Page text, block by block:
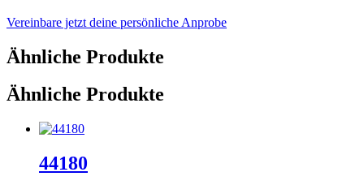
Vereinbare jetzt deine persönliche Anprobe
Ähnliche Produkte
Ähnliche Produkte
44180